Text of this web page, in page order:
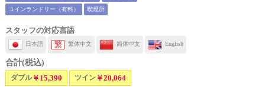
コインランドリー（有料） 喫煙所
スタッフの対応言語
日本語 繁体中文 简体中文 English
合計(税込)
ダブル￥15,390 ツイン￥20,064